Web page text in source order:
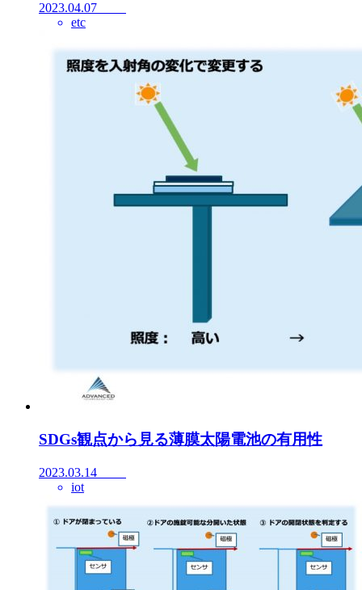
2023.04.07
etc
SDGs観点から見る薄膜太陽電池の有用性
2023.03.14
iot